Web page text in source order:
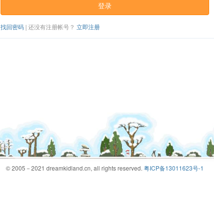
登录
找回密码 | 还没有注册帐号？ 立即注册
© 2005－2021 dreamkidland.cn, all rights reserved. 粤ICP备13011623号-1